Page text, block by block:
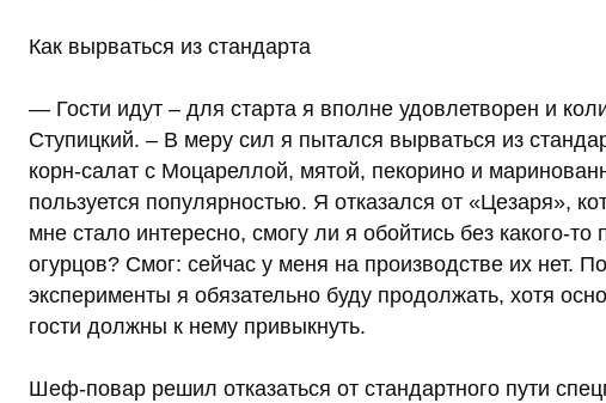
Как вырваться из стандарта
— Гости идут – для старта я вполне удовлетворен и
Ступицкий. – В меру сил я пытался вырваться из
корн-салат с Моцареллой, мятой, пекорино и
пользуется популярностью. Я отказался от «Цезаря»,
мне стало интересно, смогу ли я обойтись без какого-
огурцов? Смог: сейчас у меня на производстве их нет.
эксперименты я обязательно буду продолжать, хотя
гости должны к нему привыкнуть.
Шеф-повар решил отказаться от стандартного пути